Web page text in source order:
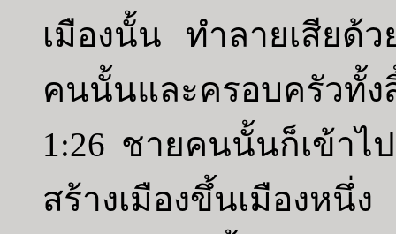
เมืองนั้น ทำลายเสียด้
คนนั้นและครอบครัวทั้ง
1:26 ชายคนนั้นก็เข้า
สร้างเมืองขึ้นเมืองหนึ่